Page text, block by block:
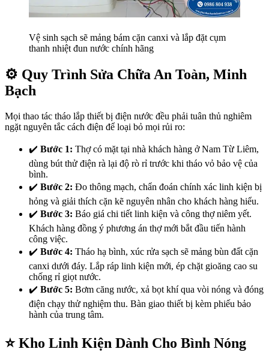
Vệ sinh sạch sẽ mảng bám cặn canxi và lắp đặt cụm
thanh nhiệt đun nước chính hãng
⚙️ Quy Trình Sửa Chữa An Toàn, Minh
Bạch
Mọi thao tác tháo lắp thiết bị điện nước đều phải tuân thủ nghiêm
ngặt nguyên tắc cách điện để loại bỏ mọi rủi ro:
✔️ Bước 1: Thợ có mặt tại nhà khách hàng ở Nam Từ Liêm,
dùng bút thử điện rà lại độ rò rỉ trước khi tháo vỏ bảo vệ của
bình.
✔️ Bước 2: Đo thông mạch, chẩn đoán chính xác linh kiện bị
hỏng và giải thích cặn kẽ nguyên nhân cho khách hàng hiểu.
✔️ Bước 3: Báo giá chi tiết linh kiện và công thợ niêm yết.
Khách hàng đồng ý phương án thợ mới bắt đầu tiến hành
công việc.
✔️ Bước 4: Tháo hạ bình, xúc rửa sạch sẽ mảng bùn đất cặn
canxi dưới đáy. Lắp ráp linh kiện mới, ép chặt gioăng cao su
chống rỉ giọt nước.
✔️ Bước 5: Bơm căng nước, xả bọt khí qua vòi nóng và đóng
điện chạy thử nghiệm thu. Bàn giao thiết bị kèm phiếu bảo
hành của trung tâm.
⭐ Kho Linh Kiện Dành Cho Bình Nóng